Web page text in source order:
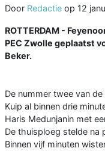
Door Redactie op 12
ROTTERDAM -
PEC Zwolle geplaatst
Beker.
De nummer twee van
Kuip al binnen drie
Haris Medunjanin met
De thuisploeg stelde na
Binnen vijf minuten